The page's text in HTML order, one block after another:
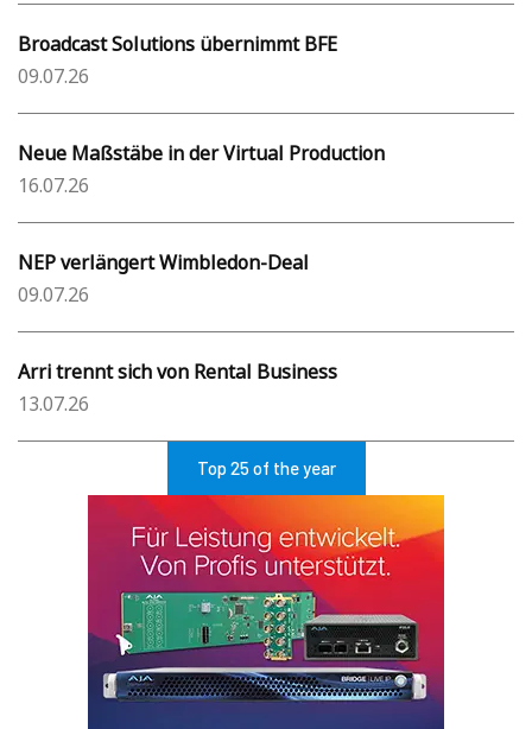
Broadcast Solutions übernimmt BFE
09.07.26
Neue Maßstäbe in der Virtual Production
16.07.26
NEP verlängert Wimbledon-Deal
09.07.26
Arri trennt sich von Rental Business
13.07.26
Top 25 of the year